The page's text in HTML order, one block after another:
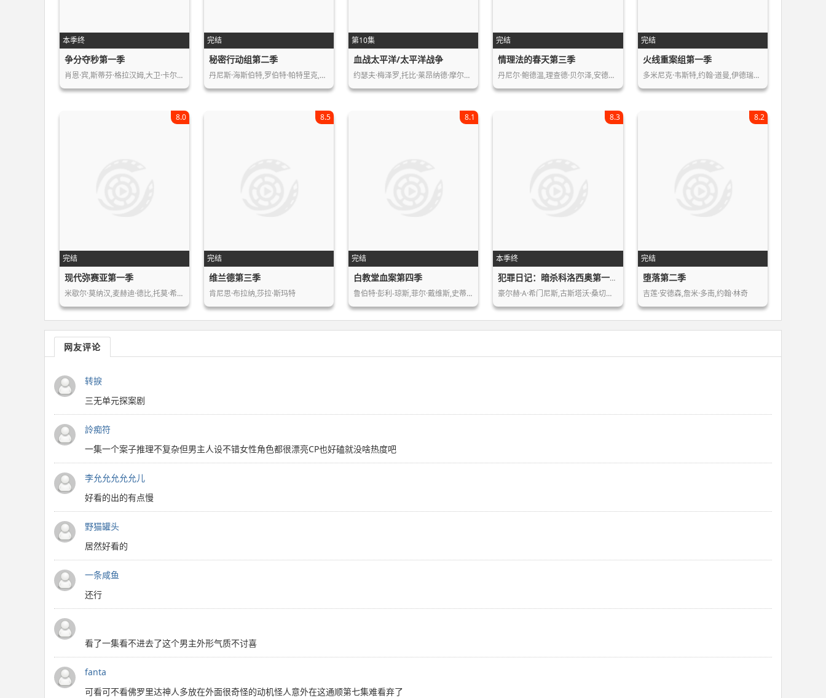
本季终
争分夺秒第一季
肖恩·宾,斯蒂芬·格拉汉姆,大卫·卡尔…
完结
秘密行动组第二季
丹尼斯·海斯伯特,罗伯特·帕特里克,斯…
第10集
血战太平洋/太平洋战争
约瑟夫·梅泽罗,托比·莱昂纳德·摩尔…
完结
情理法的春天第三季
丹尼尔·鲍德温,理查德·贝尔泽,安德鲁…
完结
火线重案组第一季
多米尼克·韦斯特,约翰·道曼,伊德瑞斯…
完结
8.0
现代弥赛亚第一季
米歇尔·莫纳汉,麦赫迪·德比,托莫·希…
完结
8.5
维兰德第三季
肯尼思·布拉纳,莎拉·斯玛特
完结
8.1
白教堂血案第四季
鲁伯特·彭利-琼斯,菲尔·戴维斯,史蒂…
本季终
8.3
犯罪日记：暗杀科洛西奥第一季
豪尔赫·A·希门尼斯,古斯塔沃·桑切斯…
完结
8.2
堕落第二季
吉莲·安德森,詹米·多南,约翰·林奇
网友评论
转捩
三无单元探案剧
詅痴符
一集一个案子推理不复杂但男主人设不错女性角色都很漂亮CP也好磕就没啥热度吧
李允允允允允儿
好看的出的有点慢
野猫罐头
居然好看的
一条咸鱼
还行
看了一集看不进去了这个男主外形气质不讨喜
fanta
可看可不看佛罗里达神人多放在外面很奇怪的动机怪人意外在这通顺第七集难看弃了